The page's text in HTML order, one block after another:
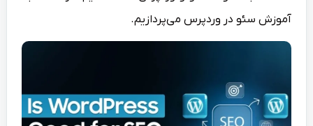
آموزش سئو در وردپرس می‌پردازیم.